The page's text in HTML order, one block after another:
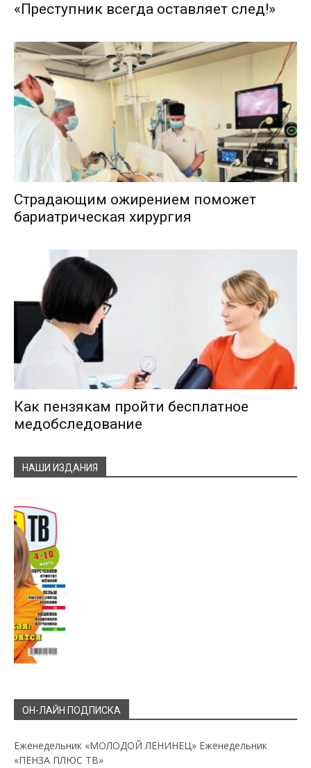
«Преступник всегда оставляет след!»
Страдающим ожирением поможет
бариатрическая хирургия
Как пензякам пройти бесплатное
медобследование
НАШИ ИЗДАНИЯ
ОН-ЛАЙН ПОДПИСКА
Еженедельник «МОЛОДОЙ ЛЕНИНЕЦ» Еженедельник
«ПЕНЗА ПЛЮС ТВ»